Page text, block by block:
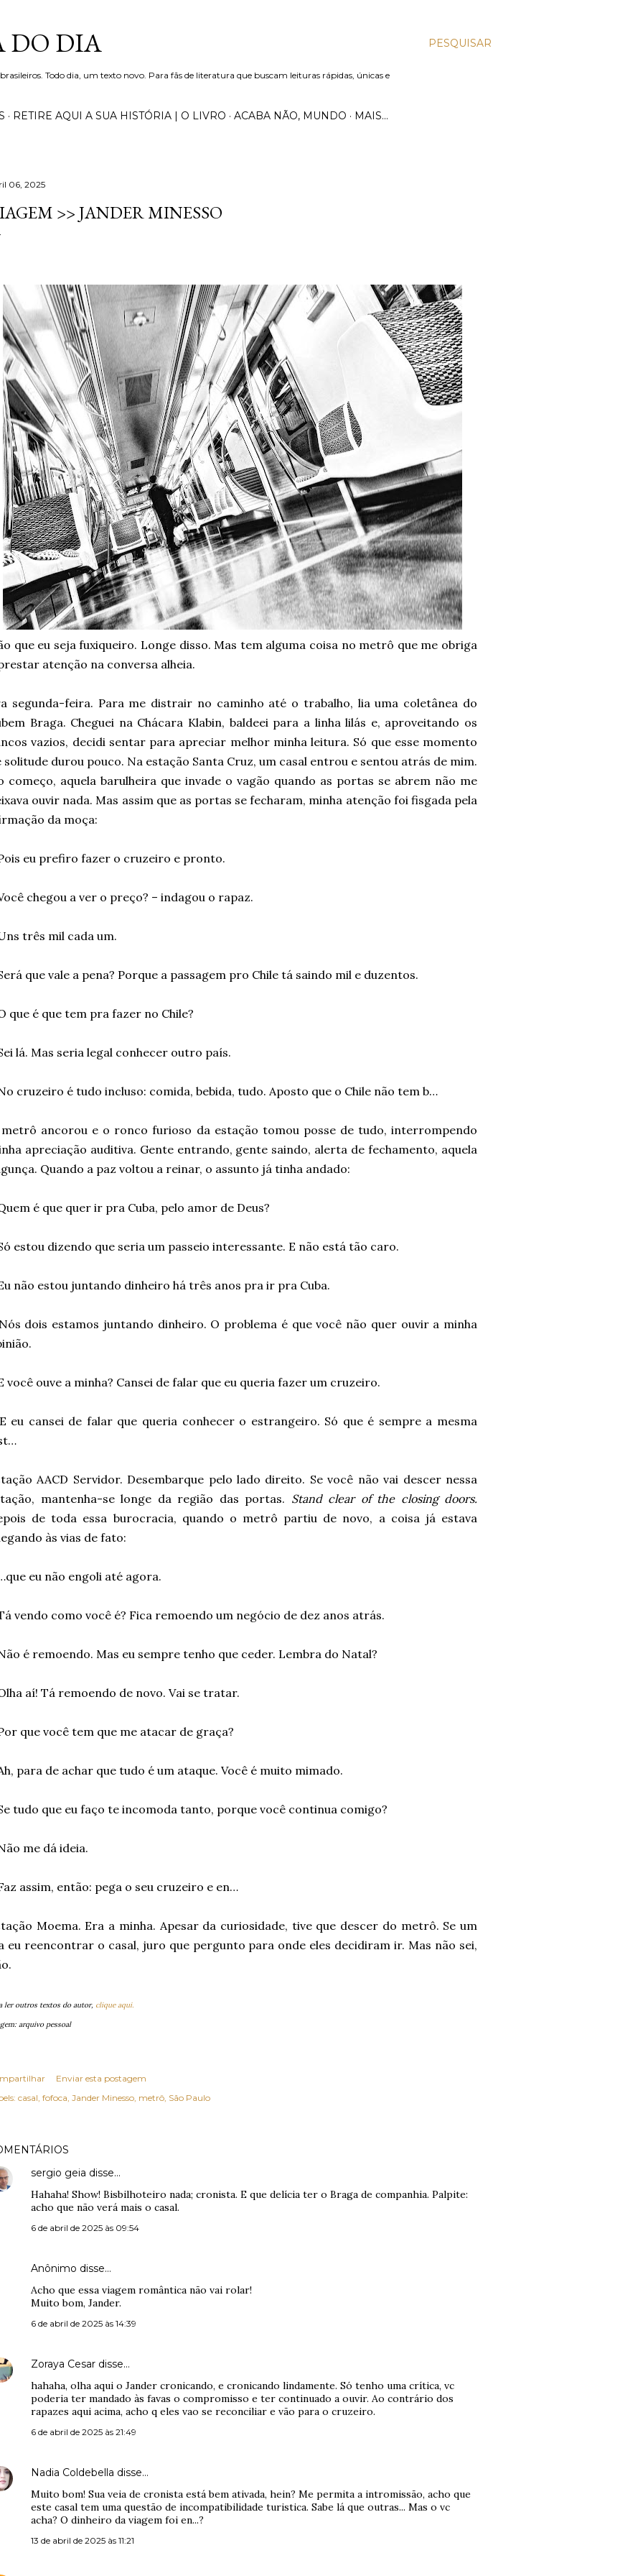
PESQUISAR
DO DIA
Todo dia, um texto novo. Para fãs de literatura que buscam leituras rápidas, únicas e
RETIRE AQUI A SUA HISTÓRIA | O LIVRO ACABA NÃO, MUNDO MAIS…
06, 2025
>> JANDER MINESSO
que eu seja fuxiqueiro. Longe disso. Mas tem alguma coisa no metrô que me obriga
atenção na conversa alheia.
segunda-feira. Para me distrair no caminho até o trabalho, lia uma coletânea do
Braga. Cheguei na Chácara Klabin, baldeei para a linha lilás e, aproveitando os
vazios, decidi sentar para apreciar melhor minha leitura. Só que esse momento
solitude durou pouco. Na estação Santa Cruz, um casal entrou e sentou atrás de mim.
começo, aquela barulheira que invade o vagão quando as portas se abrem não me
ouvir nada. Mas assim que as portas se fecharam, minha atenção foi fisgada pela
da moça:
eu prefiro fazer o cruzeiro e pronto.
chegou a ver o preço? – indagou o rapaz.
três mil cada um.
que vale a pena? Porque a passagem pro Chile tá saindo mil e duzentos.
que é que tem pra fazer no Chile?
lá. Mas seria legal conhecer outro país.
cruzeiro é tudo incluso: comida, bebida, tudo. Aposto que o Chile não tem b…
ancorou e o ronco furioso da estação tomou posse de tudo, interrompendo
apreciação auditiva. Gente entrando, gente saindo, alerta de fechamento, aquela
Quando a paz voltou a reinar, o assunto já tinha andado:
é que quer ir pra Cuba, pelo amor de Deus?
estou dizendo que seria um passeio interessante. E não está tão caro.
não estou juntando dinheiro há três anos pra ir pra Cuba.
dois estamos juntando dinheiro. O problema é que você não quer ouvir a minha
você ouve a minha? Cansei de falar que eu queria fazer um cruzeiro.
eu cansei de falar que queria conhecer o estrangeiro. Só que é sempre a mesma
AACD Servidor. Desembarque pelo lado direito. Se você não vai descer nessa
mantenha-se longe da região das portas. Stand clear of the closing doors.
de toda essa burocracia, quando o metrô partiu de novo, a coisa já estava
às vias de fato:
eu não engoli até agora.
vendo como você é? Fica remoendo um negócio de dez anos atrás.
é remoendo. Mas eu sempre tenho que ceder. Lembra do Natal?
aí! Tá remoendo de novo. Vai se tratar.
que você tem que me atacar de graça?
para de achar que tudo é um ataque. Você é muito mimado.
tudo que eu faço te incomoda tanto, porque você continua comigo?
me dá ideia.
assim, então: pega o seu cruzeiro e en…
Moema. Era a minha. Apesar da curiosidade, tive que descer do metrô. Se um
eu reencontrar o casal, juro que pergunto para onde eles decidiram ir. Mas não sei,
ler outros textos do autor, clique aqui.
arquivo pessoal
Enviar esta postagem
casal fofoca Jander Minesso metrô São Paulo
sergio geia disse…
Hahaha! Show! Bisbilhoteiro nada; cronista. E que delícia ter o Braga de companhia. Palpite:
acho que não verá mais o casal.
6 de abril de 2025 às 09:54
Anônimo disse…
Acho que essa viagem romântica não vai rolar!
Muito bom, Jander.
6 de abril de 2025 às 14:39
Zoraya Cesar disse…
hahaha, olha aqui o Jander cronicando, e cronicando lindamente. Só tenho uma crítica, vc
poderia ter mandado às favas o compromisso e ter continuado a ouvir. Ao contrário dos
rapazes aqui acima, acho q eles vao se reconciliar e vão para o cruzeiro.
6 de abril de 2025 às 21:49
Nadia Coldebella disse…
Muito bom! Sua veia de cronista está bem ativada, hein? Me permita a intromissão, acho que
este casal tem uma questão de incompatibilidade turistica. Sabe lá que outras... Mas o vc
acha? O dinheiro da viagem foi en...?
13 de abril de 2025 às 11:21